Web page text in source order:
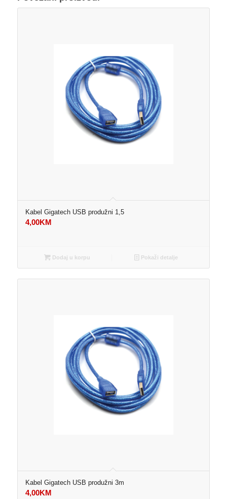
Kabel Gigatech USB produžni 1,5
4,00KM
Dodaj u korpu Pokaži detalje
Kabel Gigatech USB produžni 3m
4,00KM